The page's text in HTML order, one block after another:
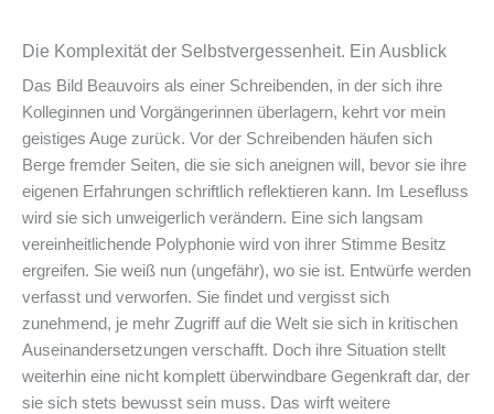
Die Komplexität der Selbstvergessenheit. Ein Ausblick
Das Bild Beauvoirs als einer Schreibenden, in der sich ihre
Kolleginnen und Vorgängerinnen überlagern, kehrt vor mein
geistiges Auge zurück. Vor der Schreibenden häufen sich
Berge fremder Seiten, die sie sich aneignen will, bevor sie ihre
eigenen Erfahrungen schriftlich reflektieren kann. Im Lesefluss
wird sie sich unweigerlich verändern. Eine sich langsam
vereinheitlichende Polyphonie wird von ihrer Stimme Besitz
ergreifen. Sie weiß nun (ungefähr), wo sie ist. Entwürfe werden
verfasst und verworfen. Sie findet und vergisst sich
zunehmend, je mehr Zugriff auf die Welt sie sich in kritischen
Auseinandersetzungen verschafft. Doch ihre Situation stellt
weiterhin eine nicht komplett überwindbare Gegenkraft dar, der
sie sich stets bewusst sein muss. Das wirft weitere